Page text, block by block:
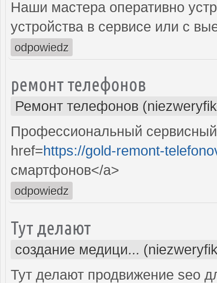
Наши мастера оперативно
устройства в сервисе или с
odpowiedz
ремонт телефонов
Ремонт телефонов
Профессиональный
href=https://gold-remont-
смартфонов</a>
odpowiedz
Тут делают
создание медици...
Тут делают продвижение seo